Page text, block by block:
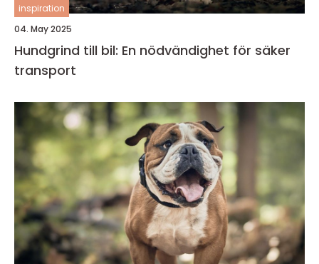
inspiration
04. May 2025
Hundgrind till bil: En nödvändighet för säker
transport